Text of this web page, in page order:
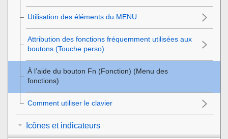
Utilisation des éléments du MENU
Attribution des fonctions fréquemment utilisées aux
boutons (Touche perso)
À l’aide du bouton Fn (Fonction) (Menu des
fonctions)
Comment utiliser le clavier
Icônes et indicateurs